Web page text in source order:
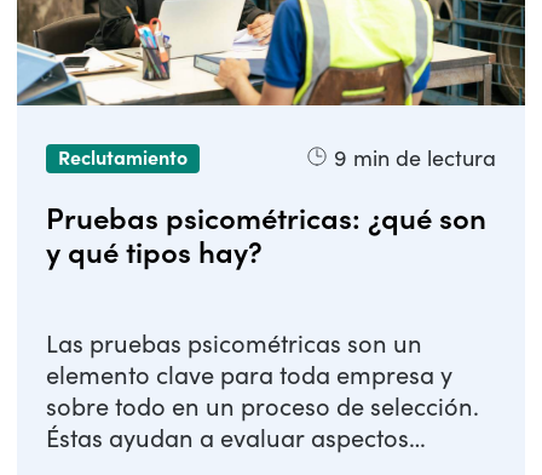
Reclutamiento 9 min de lectura
Pruebas psicométricas: ¿qué son
y qué tipos hay?
Las pruebas psicométricas son un
elemento clave para toda empresa y
sobre todo en un proceso de selección.
Éstas ayudan a evaluar aspectos